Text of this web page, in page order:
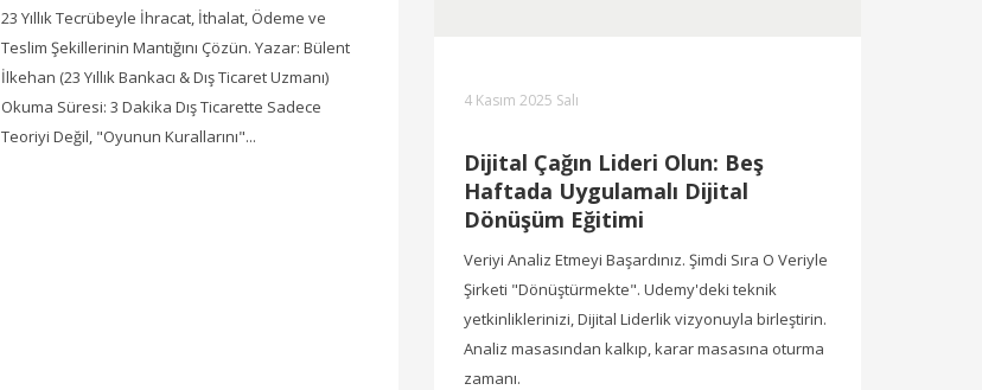
23 Yıllık Tecrübeyle İhracat, İthalat, Ödeme ve
Teslim Şekillerinin Mantığını Çözün. Yazar: Bülent
İlkehan (23 Yıllık Bankacı & Dış Ticaret Uzmanı)
Okuma Süresi: 3 Dakika Dış Ticarette Sadece
Teoriyi Değil, "Oyunun Kurallarını"...
4 Kasım 2025 Salı
Dijital Çağın Lideri Olun: Beş
Haftada Uygulamalı Dijital
Dönüşüm Eğitimi
Veriyi Analiz Etmeyi Başardınız. Şimdi Sıra O Veriyle
Şirketi "Dönüştürmekte". Udemy'deki teknik
yetkinliklerinizi, Dijital Liderlik vizyonuyla birleştirin.
Analiz masasından kalkıp, karar masasına oturma
zamanı.